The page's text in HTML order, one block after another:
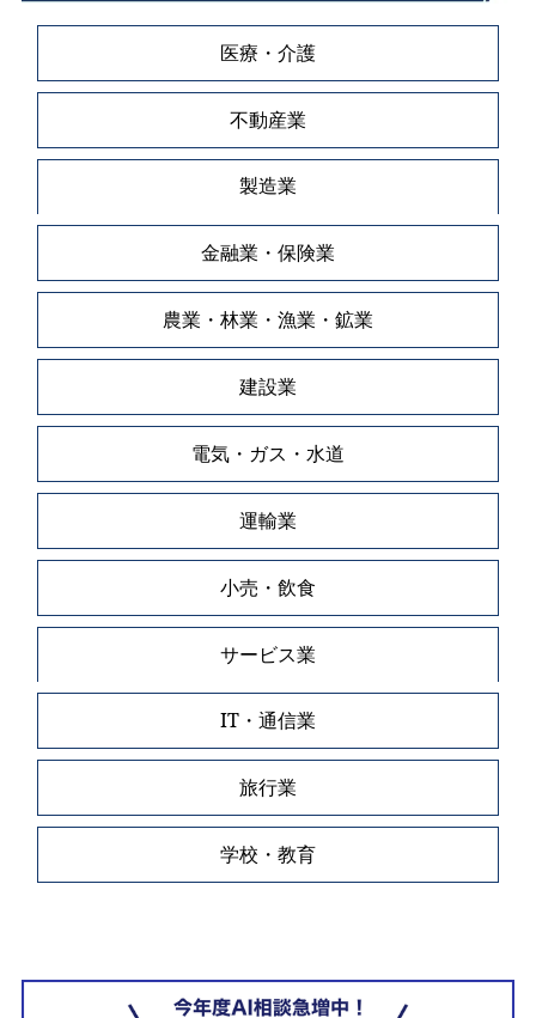
医療・介護
不動産業
製造業
金融業・保険業
農業・林業・漁業・鉱業
建設業
電気・ガス・水道
運輸業
小売・飲食
サービス業
IT・通信業
旅行業
学校・教育